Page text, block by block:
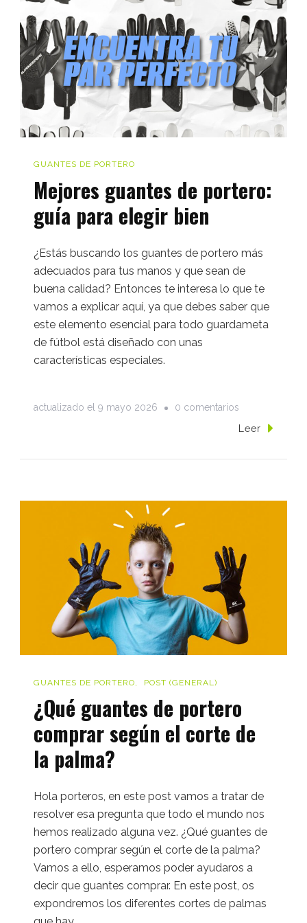
GUANTES DE PORTERO
Mejores guantes de portero:
guía para elegir bien
¿Estás buscando los guantes de portero más
adecuados para tus manos y que sean de
buena calidad? Entonces te interesa lo que te
vamos a explicar aquí, ya que debes saber que
este elemento esencial para todo guardameta
de fútbol está diseñado con unas
características especiales.
actualizado el 9 mayo 2026 0 comentarios
Mejores
bien
Leer
GUANTES DE PORTERO POST (GENERAL)
¿Qué guantes de portero
comprar según el corte de
la palma?
Hola porteros, en este post vamos a tratar de
resolver esa pregunta que todo el mundo nos
hemos realizado alguna vez. ¿Qué guantes de
portero comprar según el corte de la palma?
Vamos a ello, esperamos poder ayudaros a
decir que guantes comprar. En este post, os
expondremos los diferentes cortes de palmas